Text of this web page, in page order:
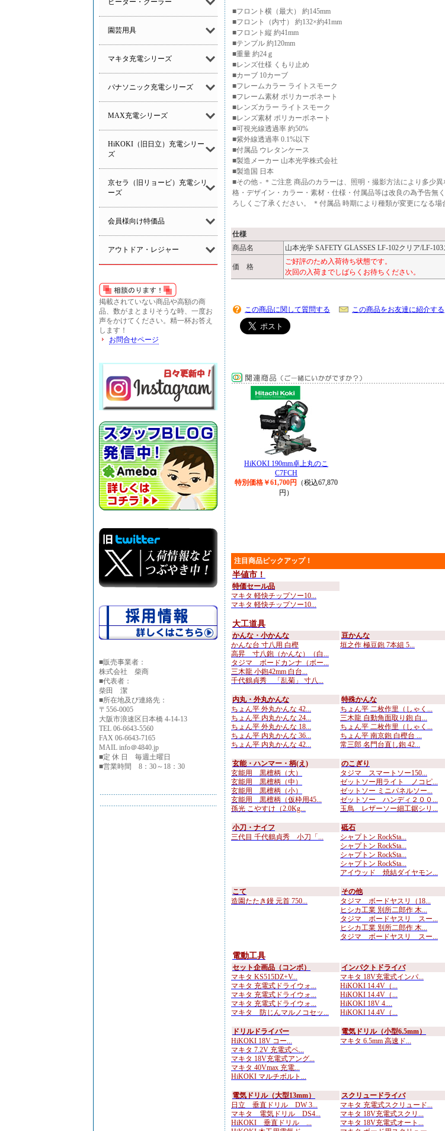
ヒーター・クーラー
園芸用具
マキタ充電シリーズ
パナソニック充電シリーズ
MAX充電シリーズ
HiKOKI（旧日立）充電シリー
ズ
京セラ（旧リョービ）充電シリ
ーズ
会員様向け特価品
アウトドア・レジャー
掲載されていない商品や高額の商
品、数がまとまりそうな時、一度お
声をかけてください。精一杯お答え
します！
お問合せページ
■販売事業者：
株式会社 柴商
■代表者：
柴田 潔
■所在地及び連絡先：
〒556-0005
大阪市浪速区日本橋 4-14-13
TEL 06-6643-5560
FAX 06-6643-7165
MAIL info＠4840.jp
■定 休 日 毎週土曜日
■営業時間 8：30～18：30
■フロント横（最大） 約145mm
■フロント（内寸） 約132×約41mm
■フロント縦 約41mm
■テンプル 約120mm
■重量 約24ｇ
■レンズ仕様 くもり止め
■カーブ 10カーブ
■フレームカラー ライトスモーク
■フレーム素材 ポリカーボネート
■レンズカラー ライトスモーク
■レンズ素材 ポリカーボネート
■可視光線透過率 約50%
■紫外線透過率 0.1%以下
■付属品 ウレタンケース
■製造メーカー 山本光学株式会社
■製造国 日本
■その他 - ＊ご注意 商品のカラーは、照明・撮影方法により多少
格・デザイン・カラー・素材・仕様・付属品等は改良の為予告無
ろしくご了承ください。 ＊付属品 時期により種類が変更になる場
仕様
商品名
山本光学 SAFETY GLASSES LF-102クリア/LF-103
価 格
ご好評のため入荷待ち状態です。
次回の入荷までしばらくお待ちください。
この商品に関して質問する この商品をお友達に紹介する
HiKOKI 190mm卓上丸のこ
C7FCH
特別価格￥61,700円
（税込67,870
円）
注目商品ピックアップ！
半値市！
特価セール品
マキタ 軽快チップソー10...
マキタ 軽快チップソー10...
大工道具
かんな・小かんな
かんな台 寸八用 白樫
高昇 寸八鉋（かんな）（白...
タジマ ボードカンナ（ボー...
三木龍 小鉋42mm 白台...
千代鶴貞秀 「乱菊」 寸八...
豆かんな
垣之作 極豆鉋 7本組 5...
内丸・外丸かんな
ちょん平 外丸かんな 42...
ちょん平 内丸かんな 24...
ちょん平 外丸かんな 18...
ちょん平 内丸かんな 36...
ちょん平 内丸かんな 42...
特殊かんな
ちょん平 二枚作里（しゃく...
三木龍 自動角面取り鉋 白...
ちょん平 二枚作里（しゃく...
ちょん平 南京鉋 白樫台 ...
常三郎 名門台直し鉋 42...
玄能・ハンマー・柄(え)
玄能用 黒檀柄（大）
玄能用 黒檀柄（中）
玄能用 黒檀柄（小）
玄能用 黒檀柄（仮枠用45...
孫光 こやすけ（2.0Kg...
のこぎり
タジマ スマートソー150...
ゼットソー用ライト ノコピ...
ゼットソー ミニパネルソー...
ゼットソー ハンディ２００...
玉鳥 レザーソー細工鋸シリ...
小刀・ナイフ
三代目 千代鶴貞秀 小刀「...
砥石
シャプトン RockSta...
シャプトン RockSta...
シャプトン RockSta...
シャプトン RockSta...
アイウッド 焼結ダイヤモン...
こて
造園たたき鏝 元首 750...
その他
タジマ ボードヤスリ（18...
ヒシカ工業 別所二郎作 木...
タジマ ボードヤスリ スー...
ヒシカ工業 別所二郎作 木...
タジマ ボードヤスリ スー...
電動工具
セット企画品（コンボ）
マキタ KS515DZ+V...
マキタ 充電式ドライウォ...
マキタ 充電式ドライウォ...
マキタ 充電式ドライウォ...
マキタ 防じんマルノコセッ...
インパクトドライバ
マキタ 18V充電式インパ...
HiKOKI 14.4V（...
HiKOKI 14.4V（...
HiKOKI 18V 4....
HiKOKI 14.4V（...
ドリルドライバー
HiKOKI 18V コー...
マキタ 7.2V 充電式ペ...
マキタ 18V充電式アング...
マキタ 40Vmax 充電...
HiKOKI マルチボルト...
電気ドリル（小型6.5mm）
マキタ 6.5mm 高速ド...
電気ドリル（大型13mm）
日立 垂直ドリル DW 3...
マキタ 電気ドリル DS4...
HiKOKI 垂直ドリル ...
スクリュードライバ
マキタ 充電式スクリュード...
マキタ 18V充電式スクリ...
マキタ 18V充電式オート...